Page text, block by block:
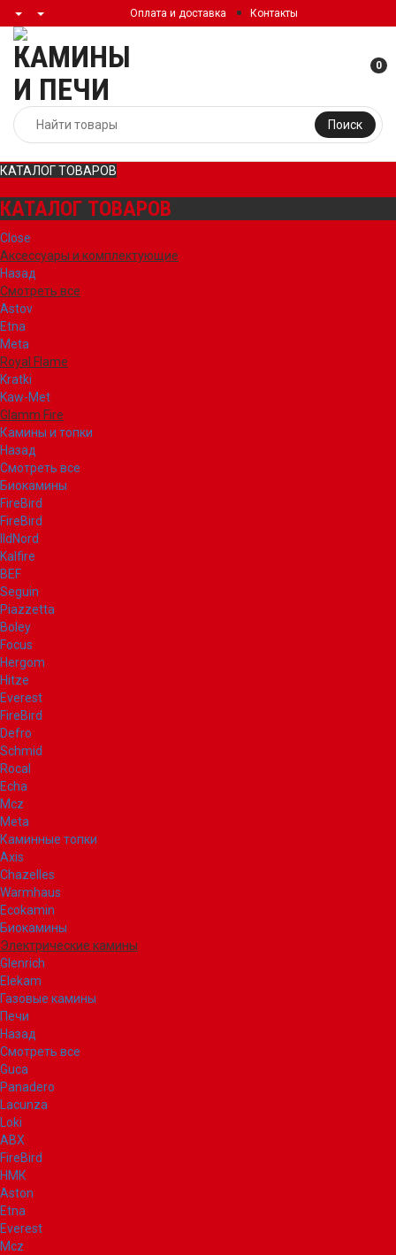
Оплата и доставка Контакты
Поиск
0
КАТАЛОГ ТОВАРОВ
КАТАЛОГ ТОВАРОВ
Close
Аксессуары и комплектующие
Назад
Смотреть все
Astov
Etna
Meta
Royal Flame
Kratki
Kaw-Met
Glamm Fire
Камины и топки
Назад
Смотреть все
Биокамины
FireBird
FireBird
IldNord
Kalfire
BEF
Seguin
Piazzetta
Boley
Focus
Hergom
Hitze
Everest
FireBird
Defro
Schmid
Rocal
Echa
Mcz
Meta
Каминные топки
Axis
Chazelles
Warmhaus
Ecokamin
Биокамины
Электрические камины
Glenrich
Elekam
Газовые камины
Печи
Назад
Смотреть все
Guca
Panadero
Lacunza
Loki
ABX
FireBird
НМК
Aston
Etna
Everest
Mcz